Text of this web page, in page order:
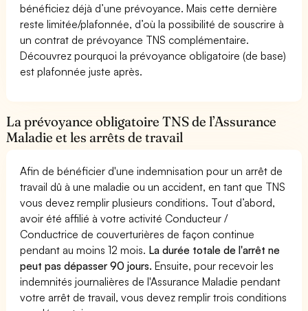
bénéficiez déjà d’une prévoyance. Mais cette dernière
reste limitée/plafonnée, d’où la possibilité de souscrire à
un contrat de prévoyance TNS complémentaire.
Découvrez pourquoi la prévoyance obligatoire (de base)
est plafonnée juste après.
La prévoyance obligatoire TNS de l’Assurance
Maladie et les arrêts de travail
Afin de bénéficier d'une indemnisation pour un arrêt de
travail dû à une maladie ou un accident, en tant que TNS
vous devez remplir plusieurs conditions. Tout d’abord,
avoir été affilié à votre activité Conducteur /
Conductrice de couverturières de façon continue
pendant au moins 12 mois. La durée totale de l'arrêt ne
peut pas dépasser 90 jours. Ensuite, pour recevoir les
indemnités journalières de l'Assurance Maladie pendant
votre arrêt de travail, vous devez remplir trois conditions